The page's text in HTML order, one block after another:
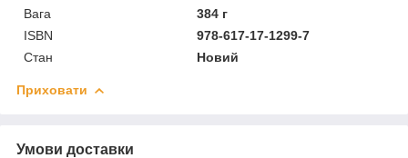
Вага
384 г
ISBN
978-617-17-1299-7
Стан
Новий
Приховати
Умови доставки